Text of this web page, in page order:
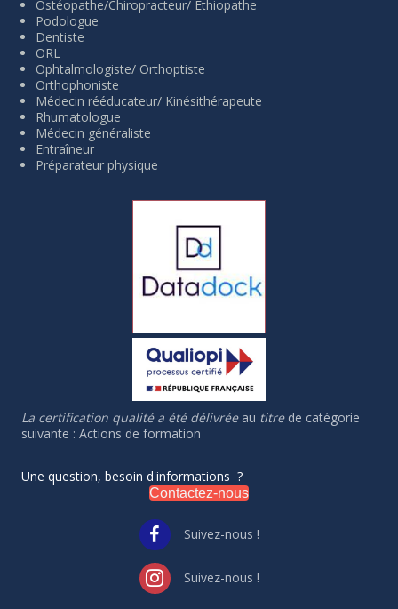
Ostéopathe/Chiropracteur/ Ethiopathe
Podologue
Dentiste
ORL
Ophtalmologiste/ Orthoptiste
Orthophoniste
Médecin rééducateur/ Kinésithérapeute
Rhumatologue
Médecin généraliste
Entraîneur
Préparateur physique
La certification qualité a été délivréeau titrede catégorie
suivante : Actions de formation
Une question, besoin d'informations ?
Contactez-nous
Suivez-nous !
Suivez-nous !